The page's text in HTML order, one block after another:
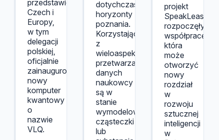
przedstawicieli
Czech i
Europy,
w tym
delegacji
polskiej,
oficjalnie
zainaugurowano
nowy
komputer
kwantowy
o
nazwie
VLQ.
dotychczasowe
horyzonty
poznania.
Korzystając
z
wieloaspektowego
przetwarzania
danych
naukowcy
są w
stanie
wymodelować
cząsteczki
lub
projekt
SpeakLeash
rozpoczęły
współpracę,
która
może
otworzyć
nowy
rozdział
w
rozwoju
sztucznej
inteligencji
w